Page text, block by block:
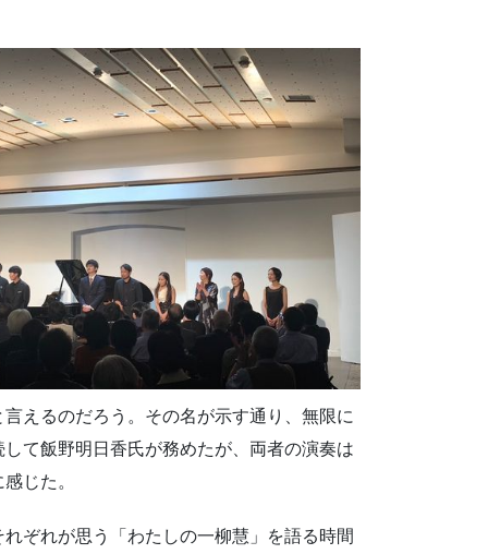
えるのだろう。その名が示す通り、無限に
て飯野明日香氏が務めたが、両者の演奏は
じた。
ぞれが思う「わたしの一柳慧」を語る時間